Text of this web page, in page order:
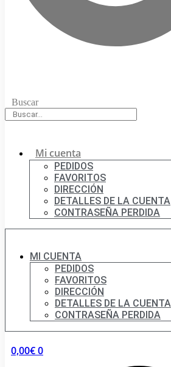
Buscar
Mi cuenta
PEDIDOS
FAVORITOS
DIRECCIÓN
DETALLES DE LA CUENTA
CONTRASEÑA PERDIDA
MI CUENTA
PEDIDOS
FAVORITOS
DIRECCIÓN
DETALLES DE LA CUENTA
CONTRASEÑA PERDIDA
0,00€0